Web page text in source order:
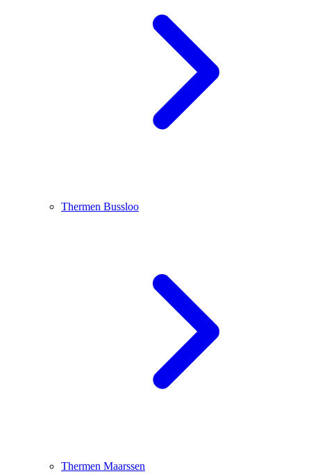
Thermen Bussloo
Thermen Maarssen